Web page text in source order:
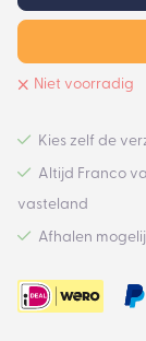
Niet voorradig
Kies zelf de
Altijd Franco
vasteland
Afhalen